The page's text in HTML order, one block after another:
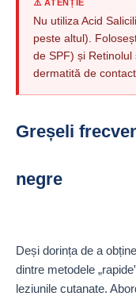
⚠️ ATENȚIE
Nu utiliza Acid
peste altul).
de SPF) și
dermatită de contact.
Greșeli
negre
Deși dorința de a
dintre metodele
leziunile cutanate.